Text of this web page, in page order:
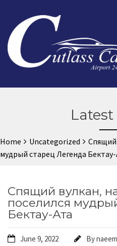
Home Uncategorized
Спящий
мудрый старец Легенда
Спящий вулкан,
поселился
Бектау-Ата
June 9, 2022 Bynaeem